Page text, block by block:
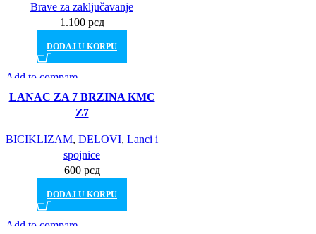
Brave za zaključavanje
1.100 рсд
DODAJ U KORPU
Add to compare
Brz pogled
LANAC ZA 7 BRZINA KMC
Z7
BICIKLIZAM, DELOVI, Lanci i
spojnice
600 рсд
DODAJ U KORPU
Add to compare